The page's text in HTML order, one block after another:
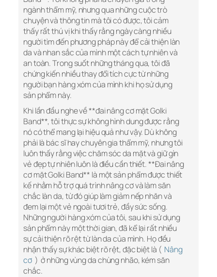
ngành thẩm mỹ, nhưng qua những cuộc trò
chuyện và thông tin mà tôi có được, tôi cảm
thấy rất thú vị khi thấy rằng ngày càng nhiều
người tìm đến phương pháp này để cải thiện làn
da và nhan sắc của mình một cách tự nhiên và
an toàn. Trong suốt những tháng qua, tôi đã
chứng kiến nhiều thay đổi tích cực từ những
người bạn hàng xóm của mình khi họ sử dụng
sản phẩm này.
Khi lần đầu nghe về **đai nâng cơ mặt Golki
Band**, tôi thực sự không hình dung được rằng
nó có thể mang lại hiệu quả như vậy. Dù không
phải là bác sĩ hay chuyên gia thẩm mỹ, nhưng tôi
luôn thấy rằng việc chăm sóc da mặt và giữ gìn
vẻ đẹp tự nhiên luôn là điều cần thiết. **Đai nâng
cơ mặt Golki Band** là một sản phẩm được thiết
kế nhằm hỗ trợ quá trình nâng cơ và làm săn
chắc làn da, từ đó giúp làm giảm nếp nhăn và
đem lại một vẻ ngoài tươi trẻ, đầy sức sống.
Những người hàng xóm của tôi, sau khi sử dụng
sản phẩm này một thời gian, đã kể lại rất nhiều
sự cải thiện rõ rệt từ làn da của mình. Họ đều
nhận thấy sự khác biệt rõ rệt, đặc biệt là ( Nâng
cơ) ở những vùng da chùng nhão, kém săn
chắc.